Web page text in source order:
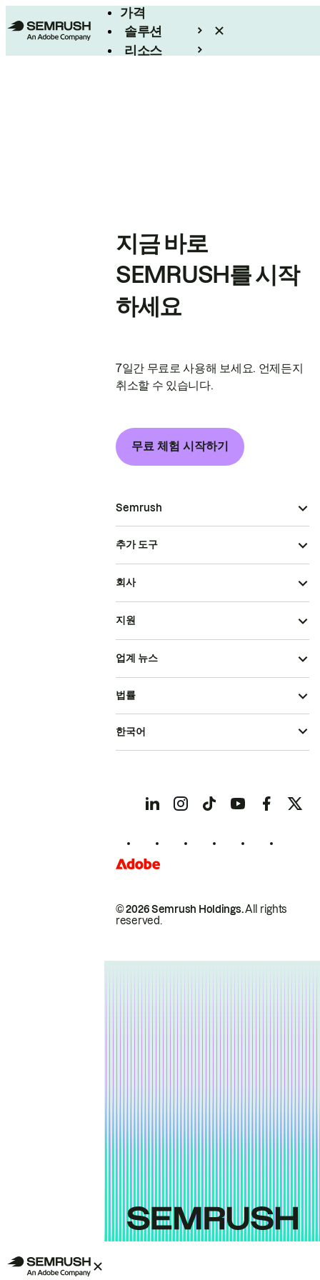
가격
솔루션
리소스
지금 바로
SEMRUSH를 시작
하세요
7일간 무료로 사용해 보세요. 언제든지
취소할 수 있습니다.
무료 체험 시작하기
Semrush
추가 도구
회사
지원
업계 뉴스
© 2026 Semrush Holdings.All rights
reserved.
법률
한국어